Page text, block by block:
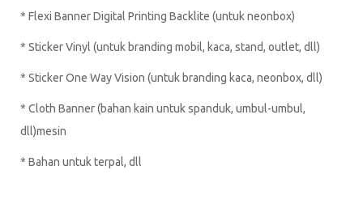
* Flexi Banner Digital Printing Backlite (untuk neonbox)
* Sticker Vinyl (untuk branding mobil, kaca, stand, outlet, dll)
* Sticker One Way Vision (untuk branding kaca, neonbox, dll)
* Cloth Banner (bahan kain untuk spanduk, umbul-umbul,
dll)mesin
* Bahan untuk terpal, dll